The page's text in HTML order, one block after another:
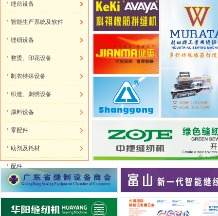
缝前设备
智能生产系统及软件
缝纫设备
整烫、印花设备
制衣特殊设备
织造、刺绣设备
厚料设备
零配件
助剂及耗材
配件